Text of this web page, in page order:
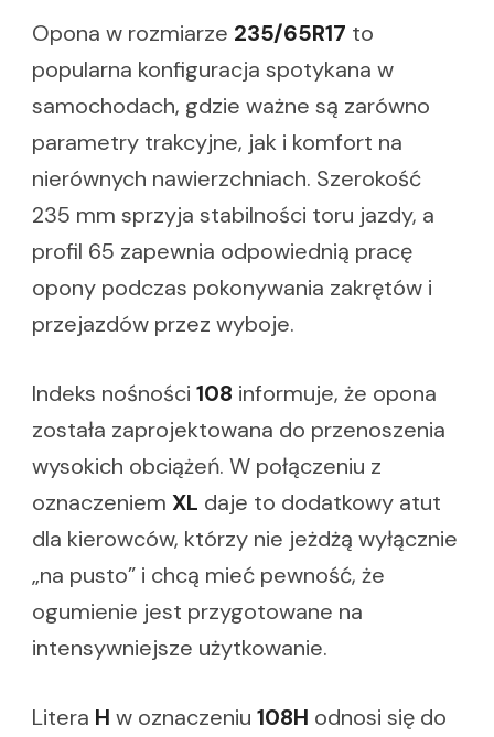
Opona w rozmiarze 235/65R17 to
popularna konfiguracja spotykana w
samochodach, gdzie ważne są zarówno
parametry trakcyjne, jak i komfort na
nierównych nawierzchniach. Szerokość
235 mm sprzyja stabilności toru jazdy, a
profil 65 zapewnia odpowiednią pracę
opony podczas pokonywania zakrętów i
przejazdów przez wyboje.
Indeks nośności 108 informuje, że opona
została zaprojektowana do przenoszenia
wysokich obciążeń. W połączeniu z
oznaczeniem XL daje to dodatkowy atut
dla kierowców, którzy nie jeżdżą wyłącznie
„na pusto” i chcą mieć pewność, że
ogumienie jest przygotowane na
intensywniejsze użytkowanie.
Litera H w oznaczeniu 108H odnosi się do